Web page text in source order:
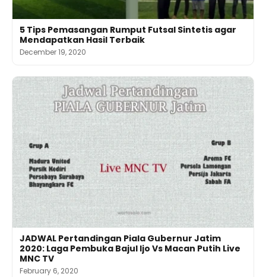
5 Tips Pemasangan Rumput Futsal Sintetis agar
Mendapatkan Hasil Terbaik
December 19, 2020
JADWAL Pertandingan Piala Gubernur Jatim
2020: Laga Pembuka Bajul Ijo Vs Macan Putih Live
MNC TV
February 6, 2020